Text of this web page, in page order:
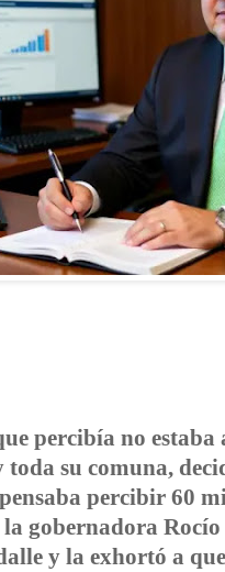
percibía no
su comuna,
percibir 60
gobernadora
y la exhortó a